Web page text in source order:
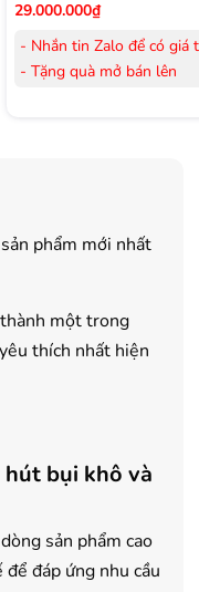
29.000.000₫
- Nhắn tin Zalo để có giá
- Tặng quà mở bán lên
- Lắp đặt, HDSD tại nhà
- Bảo hành 36 tháng
phẩm mới nhất
một trong
thích nhất hiện
bụi khô và
sản phẩm cao
đáp ứng nhu cầu